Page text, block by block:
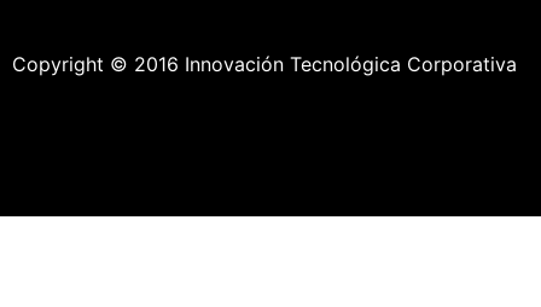
Copyright © 2016 Innovación Tecnológica Corporativa